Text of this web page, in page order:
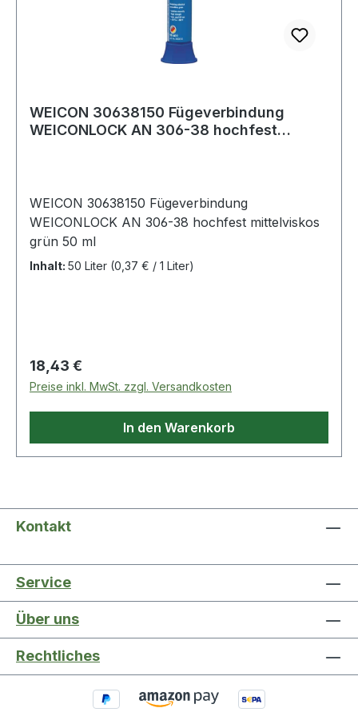
WEICON 30638150 Fügeverbindung
WEICONLOCK AN 306-38 hochfest
WEICON 30638150 Fügeverbindung
WEICONLOCK AN 306-38 hochfest mittelviskos
grün 50 ml
Inhalt: 50 Liter (0,37 € / 1 Liter)
Regulärer Preis:
18,43 €
Preise inkl. MwSt. zzgl. Versandkosten
In den Warenkorb
Kontakt
Service
Über uns
Rechtliches